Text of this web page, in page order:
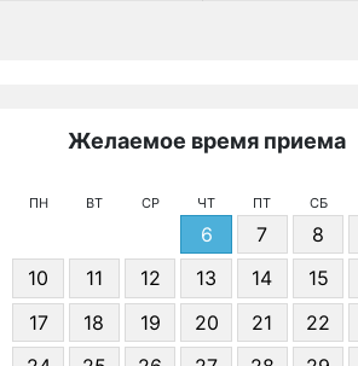
Желаемое время приема
ПН ВТ СР ЧТ ПТ СБ
6 7 8
10
11 12 13 14 15
17
18 19 20 21 22